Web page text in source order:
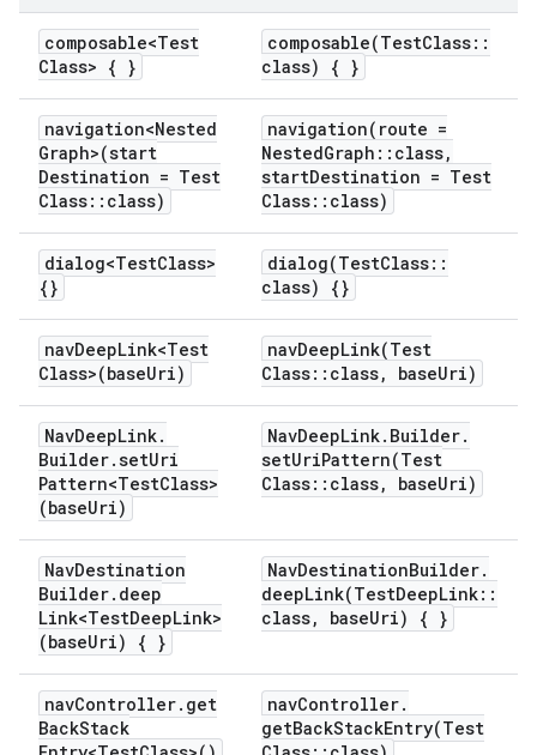
composable<Test
Class> { }
composable(TestClass::
class) { }
navigation<Nested
Graph>(start
Destination = Test
Class:: class)
navigation( route =
NestedGraph :: class,
startDestination = Test
Class:: class)
dialog<TestClass>
{}
dialog(TestClass::
class) {}
navDeepLink<Test
Class>(baseUri)
navDeepLink(Test
Class:: class, baseUri)
NavDeepLink.
Builder.setUri
Pattern<TestClass>
(baseUri)
NavDeepLink. Builder.
setUriPattern(Test
Class:: class, baseUri)
NavDestination
Builder. deep
Link<TestDeepLink>
(baseUri) { }
NavDestinationBuilder.
deepLink(TestDeepLink::
class, baseUri) { }
navController. get
BackStack
navController.
getBackStackEntry(Test